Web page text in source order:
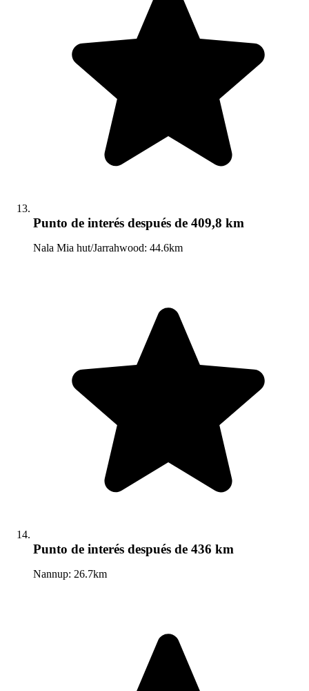
Punto de interés después de 409,8 km
Nala Mia hut/Jarrahwood: 44.6km
Punto de interés después de 436 km
Nannup: 26.7km